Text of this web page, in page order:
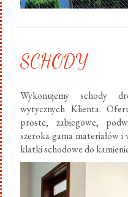
SCHODY
Wykonujemy schody
wytycznych Klienta.
proste, zabiegowe,
szeroka gama materiałów
klatki schodowe do